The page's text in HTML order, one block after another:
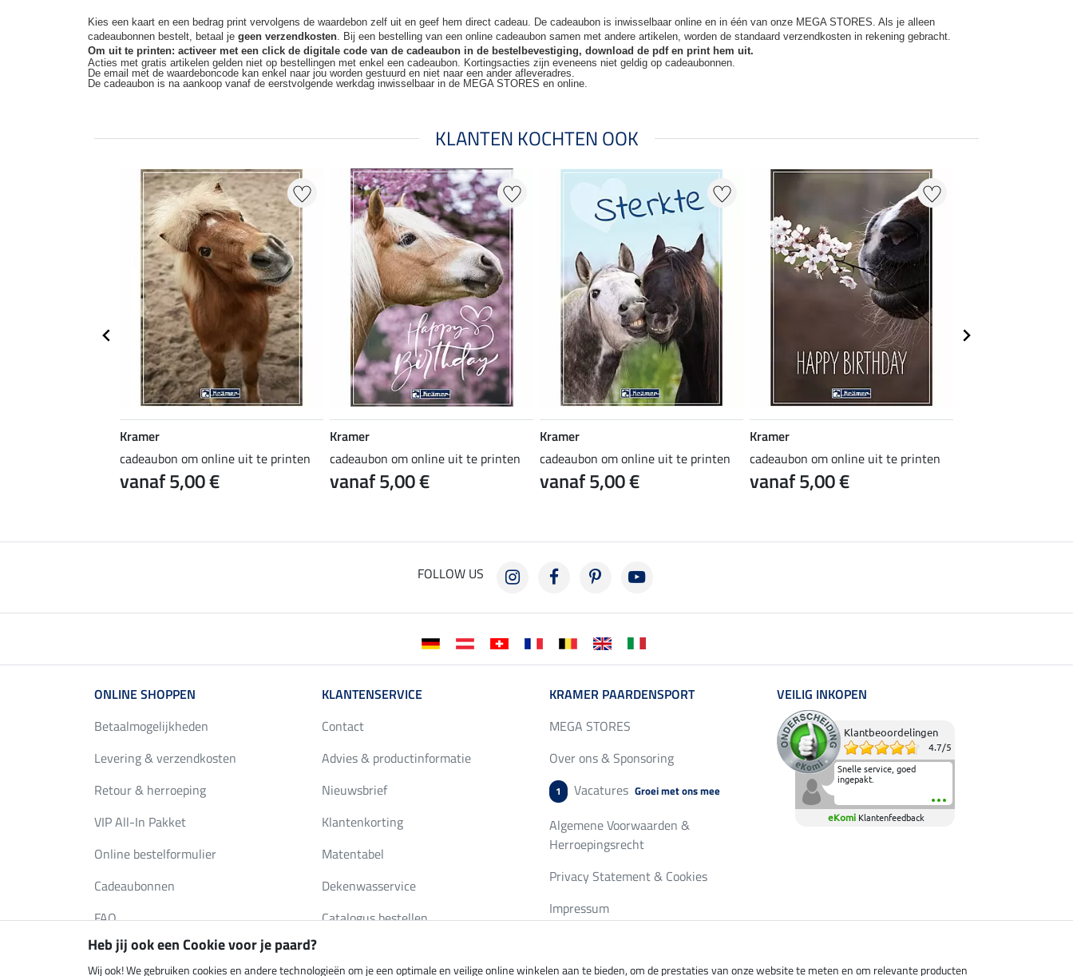
Kies een kaart en een bedrag print vervolgens de waardebon zelf uit en geef hem direct cadeau. De cadeaubon is inwisselbaar online en in één van onze MEGA STORES. Als je alleen
cadeaubonnen bestelt, betaal je geen verzendkosten. Bij een bestelling van een online cadeaubon samen met andere artikelen, worden de standaard verzendkosten in rekening gebracht.
Om uit te printen: activeer met een click de digitale code van de cadeaubon in de bestelbevestiging, download de pdf en print hem uit.
Acties met gratis artikelen gelden niet op bestellingen met enkel een cadeaubon. Kortingsacties zijn eveneens niet geldig op cadeaubonnen.
De email met de waardeboncode kan enkel naar jou worden gestuurd en niet naar een ander afleveradres.
De cadeaubon is na aankoop vanaf de eerstvolgende werkdag inwisselbaar in de MEGA STORES en online.
KLANTEN KOCHTEN OOK
Kramer
cadeaubon om online uit te printen
vanaf 5,00 €
Kramer
cadeaubon om online uit te printen
vanaf 5,00 €
Kramer
cadeaubon om online uit te printen
vanaf 5,00 €
Kramer
cadeaubon om online uit te printen
vanaf 5,00 €
FOLLOW US
ONLINE SHOPPEN
Betaalmogelijkheden
Levering & verzendkosten
Retour & herroeping
VIP All-In Pakket
Online bestelformulier
Cadeaubonnen
FAQ
KLANTENSERVICE
Contact
Advies & productinformatie
Nieuwsbrief
Klantenkorting
Matentabel
Dekenwasservice
Catalogus bestellen
KRAMER PAARDENSPORT
MEGA STORES
Over ons & Sponsoring
1 Vacatures Groei met ons mee
Algemene Voorwaarden &
Herroepingsrecht
Privacy Statement & Cookies
Impressum
VEILIG INKOPEN
Klantbeoordelingen
4.7/5
Snelle service, goed
ingepakt.
eKomi Klantenfeedback
Heb jij ook een Cookie voor je paard?
Wij ook! We gebruiken cookies en andere technologieën om je een optimale en veilige online winkelen aan te bieden, om de prestaties van onze website te meten en om relevante producten